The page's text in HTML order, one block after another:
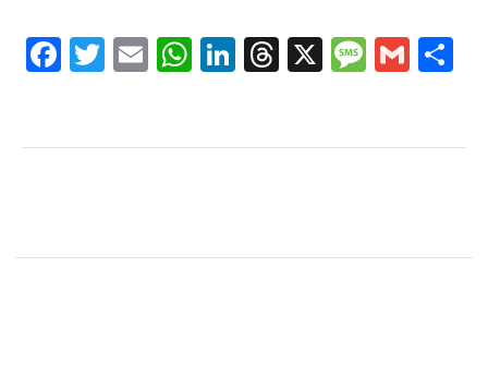
FacebookTwitterEmail WhatsAppLinkedInThreads
X Message
Gmail